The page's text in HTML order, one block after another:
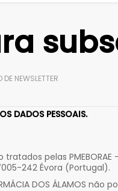
NEWSLETTER
DADOS PESSOAIS.
pelas
242 Évora (Portugal).
DOS ÁLAMOS